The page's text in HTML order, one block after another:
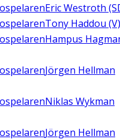
Eric Westroth
Tony Haddou (V)
Hampus
Jörgen Hellman
Niklas Wykman
Jörgen Hellman